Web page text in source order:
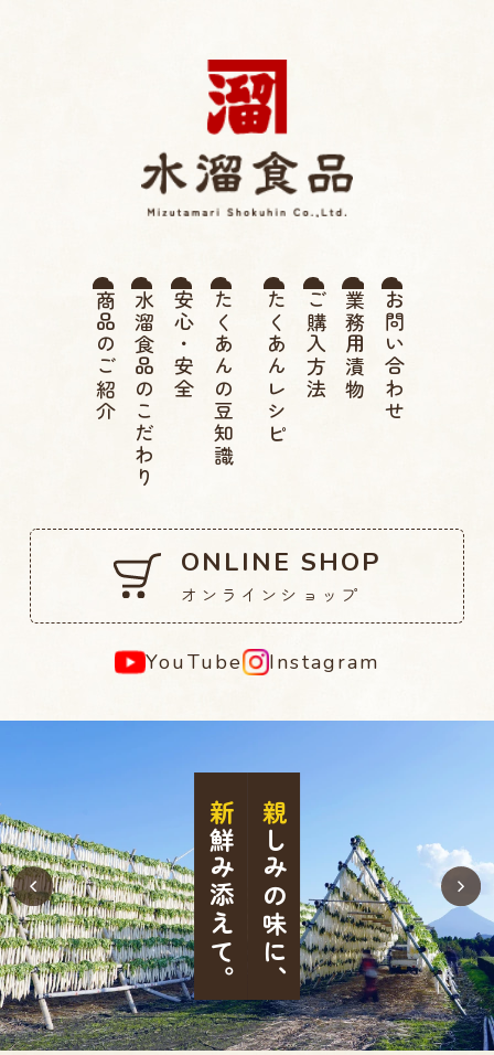
薩摩たくあん 水溜食品 |
伝統 寒干したくあん、高
菜漬け、つぼ漬け
商品のご紹介水溜食品のこだわり安心・安全たくあんの豆知識 たくあんレシピご購入方法業務用漬物お問い合わせ
ONLINE SHOP
オンラインショップ
YouTube Instagram
親
しみの味に、
新
鮮み添えて。